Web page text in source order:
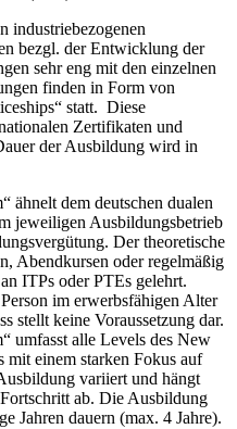
industriebezogenen
bezgl. der Entwicklung der
sehr eng mit den einzelnen
finden in Form von
statt. Diese
Zertifikaten und
der Ausbildung wird in
ähnelt dem deutschen dualen
jeweiligen Ausbildungsbetrieb
Der theoretische
Abendkursen oder regelmäßig
ITPs oder PTEs gelehrt.
im erwerbsfähigen Alter
stellt keine Voraussetzung dar.
umfasst alle Levels des New
einem starken Fokus auf
variiert und hängt
ab. Die Ausbildung
Jahren dauern (max. 4 Jahre).